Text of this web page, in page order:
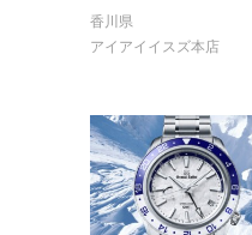
香川県
アイアイイスズ本店